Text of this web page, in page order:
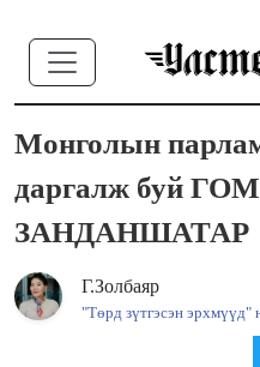
Монголын
даргалж буй
ЗАНДАНШАТАР
Г.Золбаяр
"Төрд зүтгэсэн эрхмүүд"